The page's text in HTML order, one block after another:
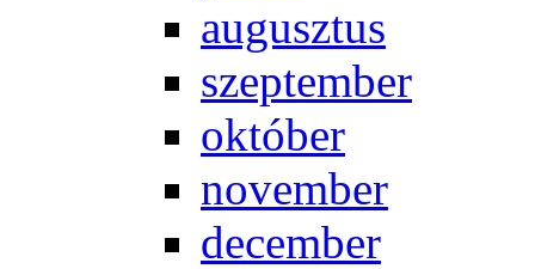
au­gusz­tus
szep­tem­ber
ok­tó­ber
no­vem­ber
de­cem­ber